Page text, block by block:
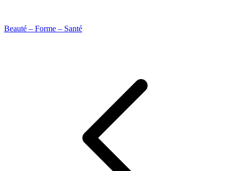
Beauté – Forme – Santé